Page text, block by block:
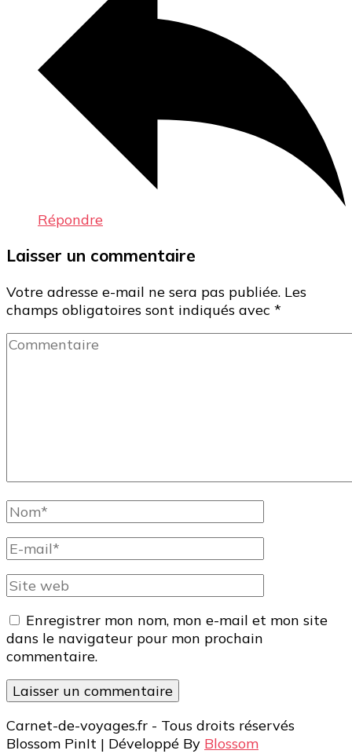
Répondre
Laisser un commentaire
Votre adresse e-mail ne sera pas publiée. Les
champs obligatoires sont indiqués avec *
Commentaire
Nom
complet
E-
mail
Site
web
Enregistrer mon nom, mon e-mail et mon site
dans le navigateur pour mon prochain
commentaire.
Carnet-de-voyages.fr - Tous droits réservés
Blossom PinIt | Développé By Blossom